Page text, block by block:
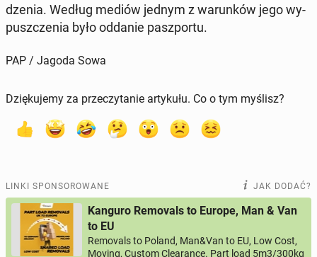
dze­nia. Według mediów jednym z wa­run­ków jego wy­
pusz­cze­nia było oddanie pasz­por­tu.
PAP / Jagoda Sowa
Dziękujemy za przeczytanie artykułu. Co o tym myślisz?
LINKI SPONSOROWANE JAK DODAĆ?
Kanguro Removals to Europe, Man & Van
to EU
Removals to Poland, Man&Van to EU, Low Cost,
Moving, Custom Clearance. Part load 5m3/300kg